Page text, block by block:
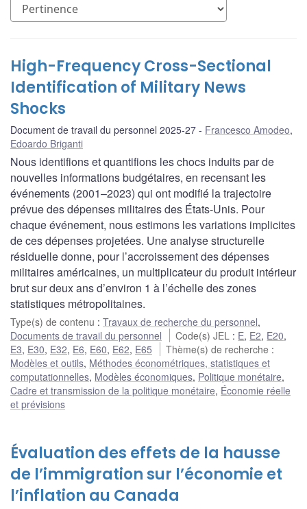
High-Frequency Cross-Sectional
Identification of Military News
Shocks
Document de travail du personnel 2025-27 Francesco Amodeo,
Edoardo Briganti
Nous identifions et quantifions les chocs induits par de
nouvelles informations budgétaires, en recensant les
événements (2001–2023) qui ont modifié la trajectoire
prévue des dépenses militaires des États-Unis. Pour
chaque événement, nous estimons les variations implicites
de ces dépenses projetées. Une analyse structurelle
résiduelle donne, pour l’accroissement des dépenses
militaires américaines, un multiplicateur du produit intérieur
brut sur deux ans d’environ 1 à l’échelle des zones
statistiques métropolitaines.
Type(s) de contenu : Travaux de recherche du personnel,
Documents de travail du personnel
Code(s) JEL : E, E2, E20,
E3, E30, E32, E6, E60, E62, E65 Thème(s) de recherche :
Modèles et outils, Méthodes économétriques, statistiques et
computationnelles, Modèles économiques, Politique monétaire,
Cadre et transmission de la politique monétaire, Économie réelle
et prévisions
Évaluation des effets de la hausse
de l’immigration sur l’économie et
l’inflation au Canada